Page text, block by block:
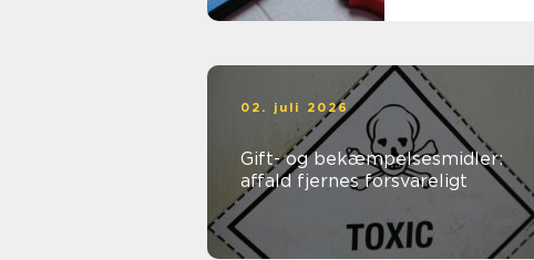
02. juli 2026
Gift- og bekæmpelsesmidler:
affald fjernes forsvareligt